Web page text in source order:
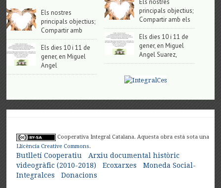
Els nostres
principals objectius;
Compartir amb
Els dies 10 i 11 de
gener, en Miguel
Angel
Els nostres
principals objectius;
Compartir amb els
Els dies 10 i 11 de
gener, en Miguel
Angel Suarez,
Cooperativa Integral Catalana. Aquesta obra està sota una
Llicència Creative Commons.
Butlletí Cooperatiu
Arxiu documental històric
videogràfic (2010-2018)
Ecoxarxes
Moneda Social-
Integralces
Donacions